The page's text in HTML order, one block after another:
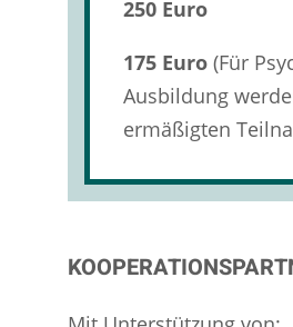
250 Euro
175 Euro (Für
Ausbildung
ermäßigten